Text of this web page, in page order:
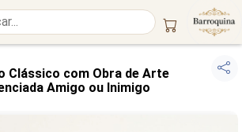
Clássico com Obra de Arte
Amigo ou Inimigo